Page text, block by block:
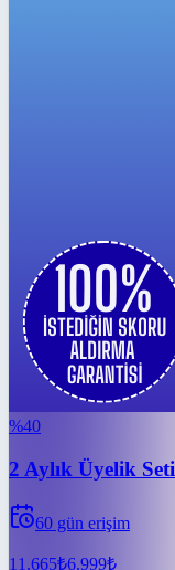
%40
2 Aylık Üyelik
60 gün erişim
11.665₺6.999₺